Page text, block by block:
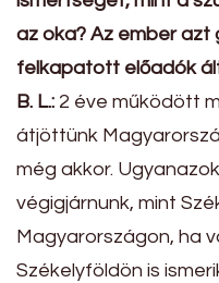
az oka? Az ember azt
felkapatott előadók
B. L.: 2 éve működött
átjöttünk
még akkor.
végigjárnunk, mint
Magyarországon, ha
Székelyföldön is